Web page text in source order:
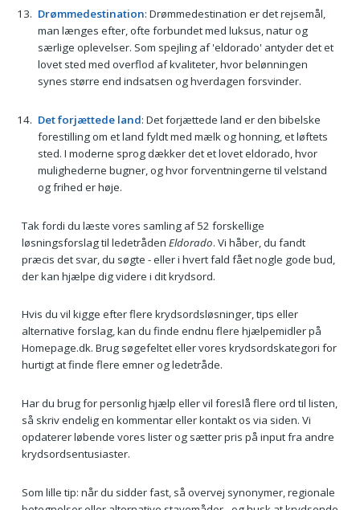
Drømmedestination: Drømmedestination er det rejsemål,
man længes efter, ofte forbundet med luksus, natur og
særlige oplevelser. Som spejling af 'eldorado' antyder det et
lovet sted med overflod af kvaliteter, hvor belønningen
synes større end indsatsen og hverdagen forsvinder.
Det forjættede land: Det forjættede land er den bibelske
forestilling om et land fyldt med mælk og honning, et løftets
sted. I moderne sprog dækker det et lovet eldorado, hvor
mulighederne bugner, og hvor forventningerne til velstand
og frihed er høje.
Tak fordi du læste vores samling af 52 forskellige
løsningsforslag til ledetråden Eldorado. Vi håber, du fandt
præcis det svar, du søgte - eller i hvert fald fået nogle gode bud,
der kan hjælpe dig videre i dit krydsord.
Hvis du vil kigge efter flere krydsordsløsninger, tips eller
alternative forslag, kan du finde endnu flere hjælpemidler på
Homepage.dk. Brug søgefeltet eller vores krydsordskategori for
hurtigt at finde flere emner og ledetråde.
Har du brug for personlig hjælp eller vil foreslå flere ord til listen,
så skriv endelig en kommentar eller kontakt os via siden. Vi
opdaterer løbende vores lister og sætter pris på input fra andre
krydsordsentusiaster.
Som lille tip: når du sidder fast, så overvej synonymer, regionale